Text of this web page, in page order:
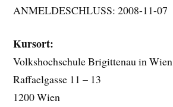
ANMELDESCHLUSS: 2008-11-07
Kursort:
Volkshochschule Brigittenau in Wien
Raffaelgasse 11 – 13
1200 Wien